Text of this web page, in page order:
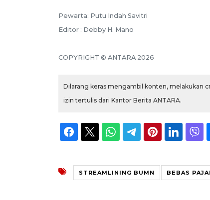
Pewarta: Putu Indah Savitri
Editor : Debby H. Mano
COPYRIGHT © ANTARA 2026
Dilarang keras mengambil konten, melakukan
izin tertulis dari Kantor Berita ANTARA.
STREAMLINING BUMN BEBAS